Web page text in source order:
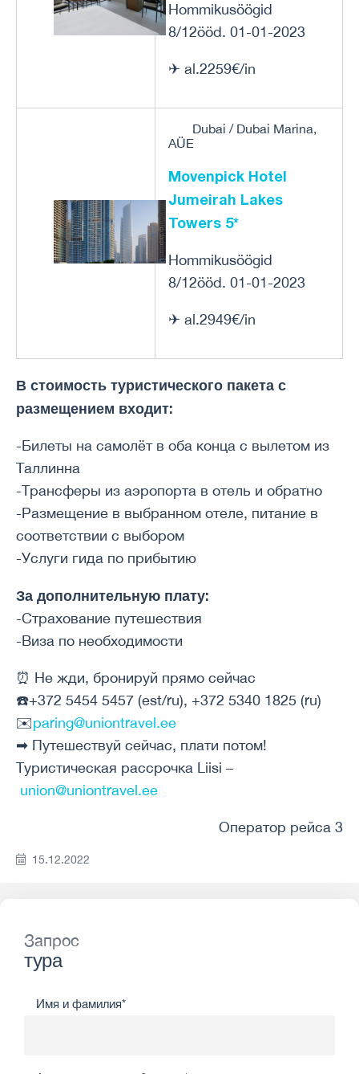
Hommikusöögid
8/12ööd. 01-01-2023
✈ al.2259€/in
Dubai / Dubai Marina,
AÜE
Movenpick Hotel
Jumeirah Lakes
Towers 5*
Hommikusöögid
8/12ööd. 01-01-2023
✈ al.2949€/in
В стоимость туристического пакета с
размещением входит:
-Билеты на самолёт в оба конца с вылетом из
Таллинна
-Трансферы из аэропорта в отель и обратно
-Размещение в выбранном отеле, питание в
соответствии с выбором
-Услуги гида по прибытию
За дополнительную плату:
-Страхование путешествия
-Виза по необходимости
⏰ Не жди, бронируй прямо сейчас
☎️+372 5454 5457 (est/ru), +372 5340 1825 (ru)
✉️paring@uniontravel.ee
➡ Путешествуй сейчас, плати потом!
Туристическая рассрочка Liisi –
union@uniontravel.ee
Оператор рейса 3
15.12.2022
Запрос
тура
Имя и фамилия*